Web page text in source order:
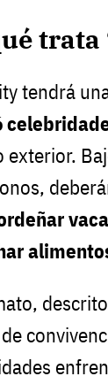
trata
tendrá
exterior.